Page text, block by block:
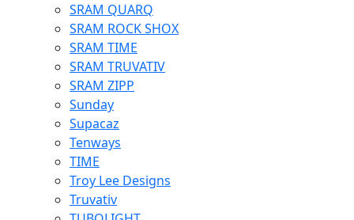
SRAM QUARQ
SRAM ROCK SHOX
SRAM TIME
SRAM TRUVATIV
SRAM ZIPP
Sunday
Supacaz
Tenways
TIME
Troy Lee Designs
Truvativ